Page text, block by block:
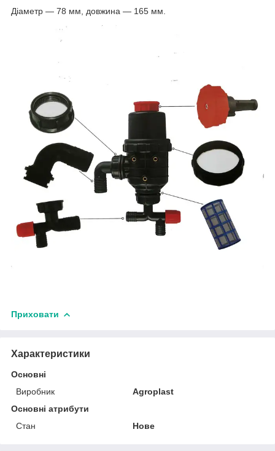
Діаметр — 78 мм, довжина — 165 мм.
Приховати
Характеристики
Основні
Виробник
Agroplast
Основні атрибути
Стан
Нове